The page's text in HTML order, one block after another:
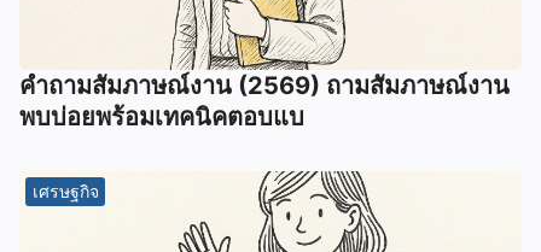
คำถามสัมภาษณ์งาน (2569) ถามสัมภาษณ์งาน
พบบ่อยพร้อมเทคนิคตอบแบ
เศรษฐกิจ